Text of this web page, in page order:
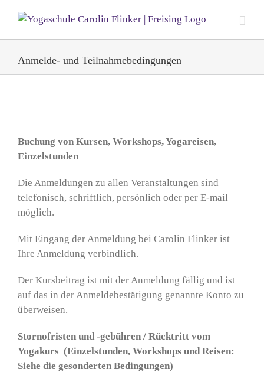
Inhalt
springen
Anmelde- und Teilnahmebedingungen
Buchung von Kursen, Workshops, Yogareisen,
Einzelstunden
Die Anmeldungen zu allen Veranstaltungen sind
telefonisch, schriftlich, persönlich oder per E-mail
möglich.
Mit Eingang der Anmeldung bei Carolin Flinker ist
Ihre Anmeldung verbindlich.
Der Kursbeitrag ist mit der Anmeldung fällig und ist
auf das in der Anmeldebestätigung genannte Konto zu
überweisen.
Stornofristen und -gebühren / Rücktritt vom
Yogakurs (Einzelstunden, Workshops und Reisen:
Siehe die gesonderten Bedingungen)